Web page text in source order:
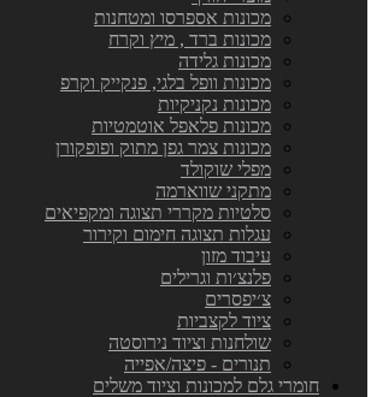
מכונות אספרסו ומטחנות
מכונות ברד , מיץ וקרח
מכונות גלידה
מכונות וופל בלגי, פנקייק וקרפ
מכונות נקניקיות
מכונות פלאפל אוטמטיות
מכונות צמר גפן מתוק ופופקורן
מפלי שוקולד
מתקני שווארמה
סלטיות מקררי תצוגה ומקפיאים
עגלות תצוגה חימום וקירור
עיבוד מזון
פלנצ׳ות וגרילים
צ׳יפסרים
ציוד לקצביות
שולחנות וציוד נירוסטה
תנורים - פיצה/אפייה
חומרי גלם למכונות וציוד משלים